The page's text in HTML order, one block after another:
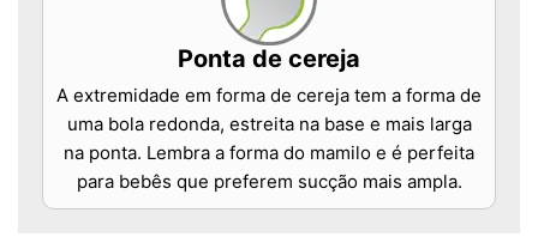
Ponta de cereja
A extremidade em forma de cereja tem a forma de
uma bola redonda, estreita na base e mais larga
na ponta. Lembra a forma do mamilo e é perfeita
para bebês que preferem sucção mais ampla.